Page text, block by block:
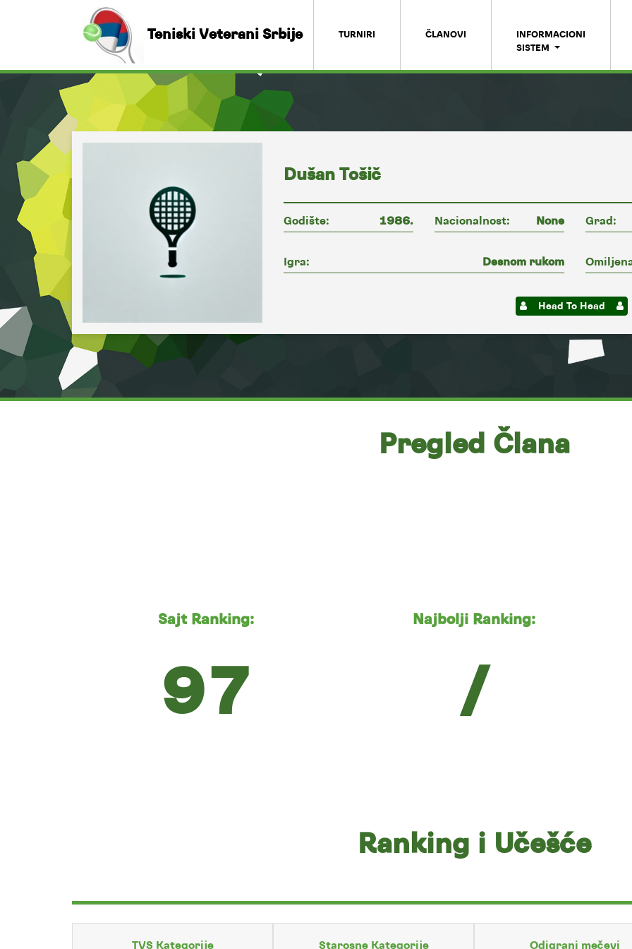
Teniski Veterani Srbije TURNIRI ČLANOVI
INFORMACIONI
SISTEM
Dušan Tošič
Godište: 1986. Nacionalnost: None Grad:
Igra: Desnom rukom
Head To Head
Pregled Člana
Sajt Ranking:
97
Najbolji Ranking:
/
Ranking i Učešće
TVS Kategorije Starosne Kategorije Odigrani mečevi